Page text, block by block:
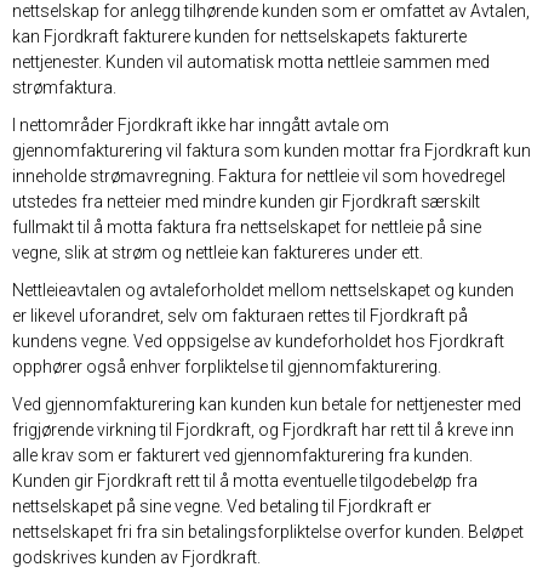
nettselskap for anlegg tilhørende kunden som er omfattet av Avtalen,
kan Fjordkraft fakturere kunden for nettselskapets fakturerte
nettjenester. Kunden vil automatisk motta nettleie sammen med
strømfaktura.
I nettområder Fjordkraft ikke har inngått avtale om
gjennomfakturering vil faktura som kunden mottar fra Fjordkraft kun
inneholde strømavregning. Faktura for nettleie vil som hovedregel
utstedes fra netteier med mindre kunden gir Fjordkraft særskilt
fullmakt til å motta faktura fra nettselskapet for nettleie på sine
vegne, slik at strøm og nettleie kan faktureres under ett.
Nettleieavtalen og avtaleforholdet mellom nettselskapet og kunden
er likevel uforandret, selv om fakturaen rettes til Fjordkraft på
kundens vegne. Ved oppsigelse av kundeforholdet hos Fjordkraft
opphører også enhver forpliktelse til gjennomfakturering.
Ved gjennomfakturering kan kunden kun betale for nettjenester med
frigjørende virkning til Fjordkraft, og Fjordkraft har rett til å kreve inn
alle krav som er fakturert ved gjennomfakturering fra kunden.
Kunden gir Fjordkraft rett til å motta eventuelle tilgodebeløp fra
nettselskapet på sine vegne. Ved betaling til Fjordkraft er
nettselskapet fri fra sin betalingsforpliktelse overfor kunden. Beløpet
godskrives kunden av Fjordkraft.